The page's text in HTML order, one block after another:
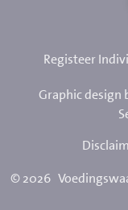
Registeer
Graphic design
©2026